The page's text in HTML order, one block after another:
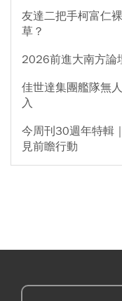
友達二把手柯富仁
草？
2026前進大南方論
佳世達集團艦隊無
入
今周刊30週年特輯
見前瞻行動